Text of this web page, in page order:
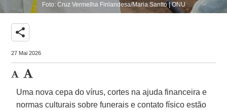
Foto: Cruz Vermelha Finlandesa/Maria Santto | ONU
share
27 Mai 2026
Uma nova cepa do vírus, cortes na ajuda financeira e
normas culturais sobre funerais e contato físico estão